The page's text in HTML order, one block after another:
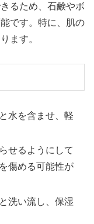
るため、石鹸やボ
です。特に、肌の
ます。
水を含ませ、軽
せるようにして
傷める可能性が
洗い流し、保湿